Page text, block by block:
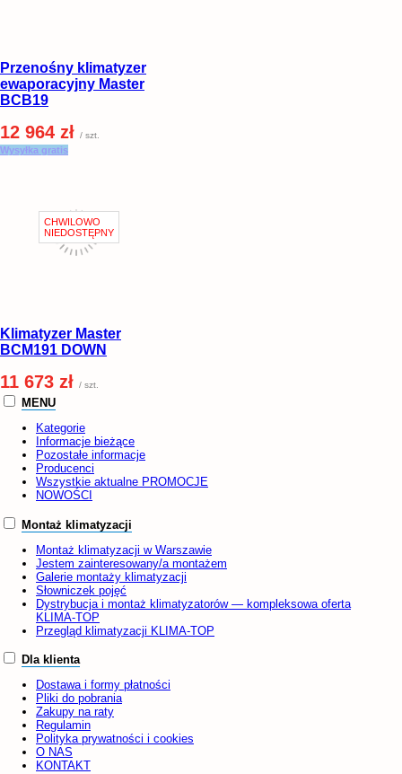
Przenośny klimatyzer
ewaporacyjny Master
BCB19
12 964 zł / szt.
Wysyłka gratis
Klimatyzer Master
BCM191 DOWN
11 673 zł / szt.
MENU
Kategorie
Informacje bieżące
Pozostałe informacje
Producenci
Wszystkie aktualne PROMOCJE
NOWOŚCI
Montaż klimatyzacji
Montaż klimatyzacji w Warszawie
Jestem zainteresowany/a montażem
Galerie montaży klimatyzacji
Słowniczek pojęć
Dystrybucja i montaż klimatyzatorów — kompleksowa oferta
KLIMA-TOP
Przegląd klimatyzacji KLIMA-TOP
Dla klienta
Dostawa i formy płatności
Pliki do pobrania
Zakupy na raty
Regulamin
Polityka prywatności i cookies
O NAS
KONTAKT